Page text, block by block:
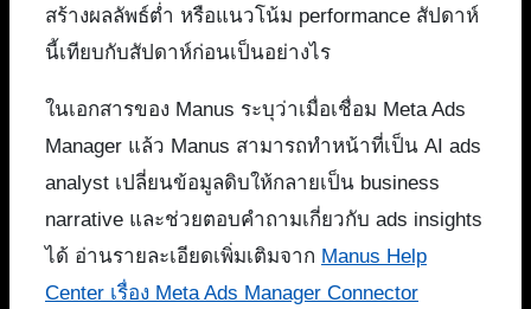
สร้างผลลัพธ์ต่ำ หรือแนวโน้ม performance สัปดาห์
นี้เทียบกับสัปดาห์ก่อนเป็นอย่างไร
ในเอกสารของ Manus ระบุว่าเมื่อเชื่อม Meta Ads
Manager แล้ว Manus สามารถทำหน้าที่เป็น AI ads
analyst เปลี่ยนข้อมูลดิบให้กลายเป็น business
narrative และช่วยตอบคำถามเกี่ยวกับ ads insights
ได้ อ่านรายละเอียดเพิ่มเติมจาก Manus Help
Center เรื่อง Meta Ads Manager Connector